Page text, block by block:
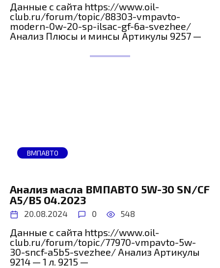
Данные с сайта https://www.oil-
club.ru/forum/topic/88303-vmpavto-
modern-0w-20-sp-ilsac-gf-6a-svezhee/
Анализ Плюсы и минсы Артикулы 9257 —
ВМПАВТО
Анализ масла ВМПАВТО 5W-30 SN/CF
A5/B5 04.2023
20.08.2024 0 548
Данные с сайта https://www.oil-
club.ru/forum/topic/77970-vmpavto-5w-
30-sncf-a5b5-svezhee/ Анализ Артикулы
9214 — 1 л. 9215 —